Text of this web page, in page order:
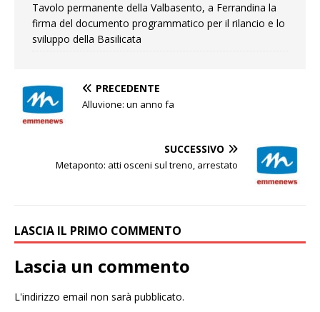
Tavolo permanente della Valbasento, a Ferrandina la
firma del documento programmatico per il rilancio e lo
sviluppo della Basilicata
PRECEDENTE
Alluvione: un anno fa
SUCCESSIVO
Metaponto: atti osceni sul treno, arrestato
LASCIA IL PRIMO COMMENTO
Lascia un commento
L'indirizzo email non sarà pubblicato.